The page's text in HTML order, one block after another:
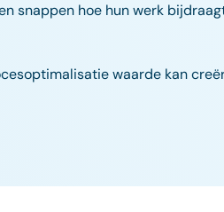
snappen hoe hun werk
waarde kan